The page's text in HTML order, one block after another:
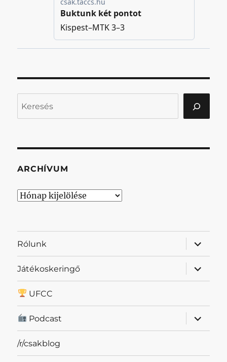
ARCHÍVUM
Archívum
Rólunk
almenü
Játékoskeringő
almenü
UFCC
Podcast
almenü
/r/csakblog